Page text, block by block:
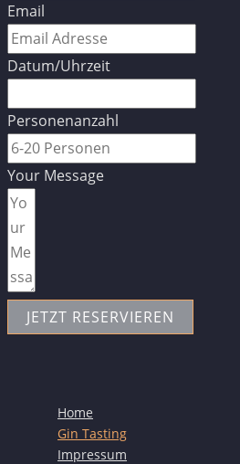
Email
Datum/Uhrzeit
Personenanzahl
Your Message
JETZT RESERVIEREN
Home
Gin Tasting
Impressum